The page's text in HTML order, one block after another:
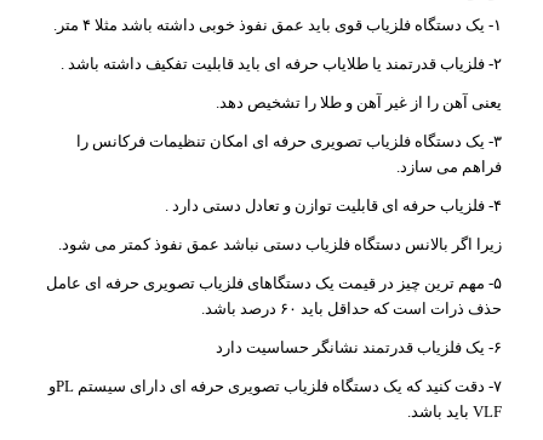
۱- یک دستگاه فلزیاب قوی باید عمق نفوذ خوبی داشته باشد مثلا ۴ متر.
۲- فلزیاب قدرتمند یا طلایاب حرفه ای باید قابلیت تفکیف داشته باشد .
یعنی آهن را از غیر آهن و طلا را تشخیص دهد.
۳- یک دستگاه فلزیاب تصویری حرفه ای امکان تنظیمات فرکانس را
فراهم می سازد.
۴- فلزیاب حرفه ای قابلیت توازن و تعادل دستی دارد .
زیرا اگر بالانس دستگاه فلزیاب دستی نباشد عمق نفوذ کمتر می شود.
۵- مهم ترین چیز در قیمت یک دستگاهای فلزیاب تصویری حرفه ای عامل
حذف ذرات است که حداقل باید ۶۰ درصد باشد.
۶- یک فلزیاب قدرتمند نشانگر حساسیت دارد
۷- دقت کنید که یک دستگاه فلزیاب تصویری حرفه ای دارای سیستم PLو
VLF باید باشد.